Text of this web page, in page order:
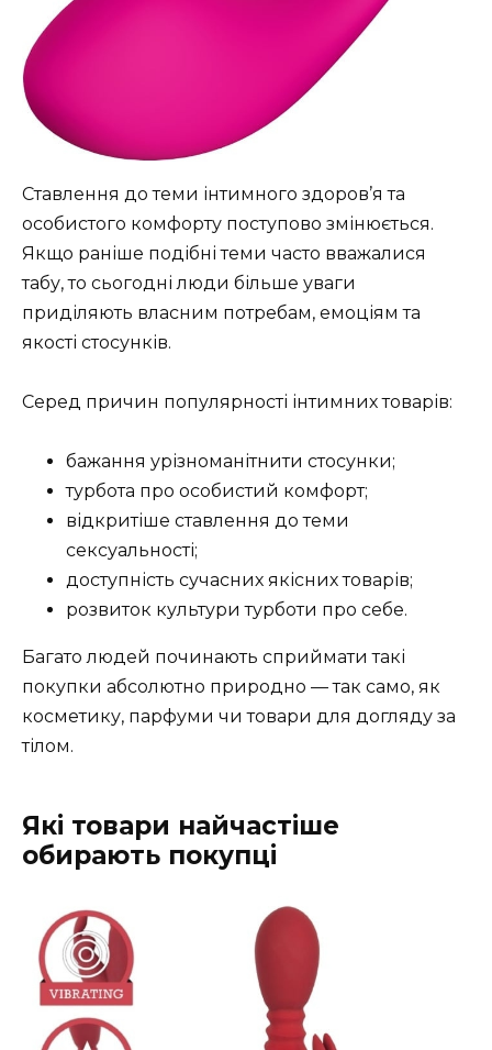
Ставлення до теми інтимного здоров’я та
особистого комфорту поступово змінюється.
Якщо раніше подібні теми часто вважалися
табу, то сьогодні люди більше уваги
приділяють власним потребам, емоціям та
якості стосунків.
Серед причин популярності інтимних товарів:
бажання урізноманітнити стосунки;
турбота про особистий комфорт;
відкритіше ставлення до теми
сексуальності;
доступність сучасних якісних товарів;
розвиток культури турботи про себе.
Багато людей починають сприймати такі
покупки абсолютно природно — так само, як
косметику, парфуми чи товари для догляду за
тілом.
Які товари найчастіше
обирають покупці